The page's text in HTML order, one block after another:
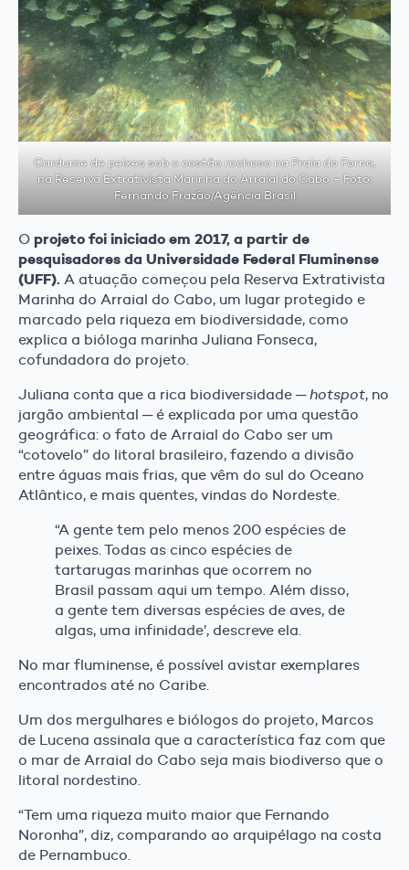
Cardume de peixes sob o costão rochoso na Praia do Forno,
na Reserva Extrativista Marinha do Arraial do Cabo – Foto:
Fernando Frazão/Agência Brasil
O projeto foi iniciado em 2017, a partir de
pesquisadores da Universidade Federal Fluminense
(UFF). A atuação começou pela Reserva Extrativista
Marinha do Arraial do Cabo, um lugar protegido e
marcado pela riqueza em biodiversidade, como
explica a bióloga marinha Juliana Fonseca,
cofundadora do projeto.
Juliana conta que a rica biodiversidade ─hotspot, no
jargão ambiental ─ é explicada por uma questão
geográfica: o fato de Arraial do Cabo ser um
“cotovelo” do litoral brasileiro, fazendo a divisão
entre águas mais frias, que vêm do sul do Oceano
Atlântico, e mais quentes, vindas do Nordeste.
“A gente tem pelo menos 200 espécies de
peixes. Todas as cinco espécies de
tartarugas marinhas que ocorrem no
Brasil passam aqui um tempo. Além disso,
a gente tem diversas espécies de aves, de
algas, uma infinidade’, descreve ela.
No mar fluminense, é possível avistar exemplares
encontrados até no Caribe.
Um dos mergulhares e biólogos do projeto, Marcos
de Lucena assinala que a característica faz com que
o mar de Arraial do Cabo seja mais biodiverso que o
litoral nordestino.
“Tem uma riqueza muito maior que Fernando
Noronha”, diz, comparando ao arquipélago na costa
de Pernambuco.